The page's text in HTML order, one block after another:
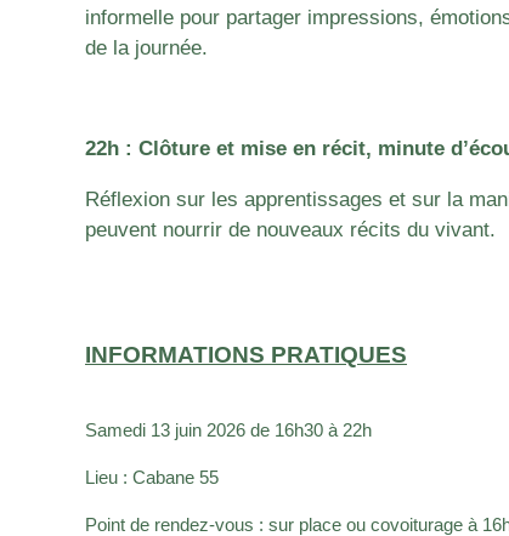
informelle pour partager impressions,
de la journée.
22h : Clôture et mise en récit, minute
Réflexion sur les apprentissages et sur la
peuvent nourrir de nouveaux récits du vivant.
INFORMATIONS PRATIQUES
Samedi 13 juin 2026 de 16h30 à 22h
Lieu : Cabane 55
Point de rendez-vous : sur place ou covoiturage à